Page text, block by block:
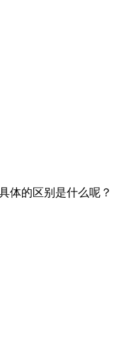
体的区别是什么呢？